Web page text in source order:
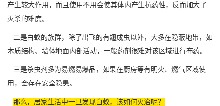
产生较大作用，而且使用不用会使其体内产生抗药性，反而加大了
灭杀的难度。
二是白蚁的族群，除了出飞的有翅成虫以外，大多在隐蔽地带，如
木质结构、墙体地面内部活动，一般药剂很难对该区域进行布药。
三是杀虫剂多为易燃易爆品，如果在厨房等有明火、燃气区域使
用，会存在安全隐患。
那么，居家生活中一旦发现白蚁，该如何灭治呢？